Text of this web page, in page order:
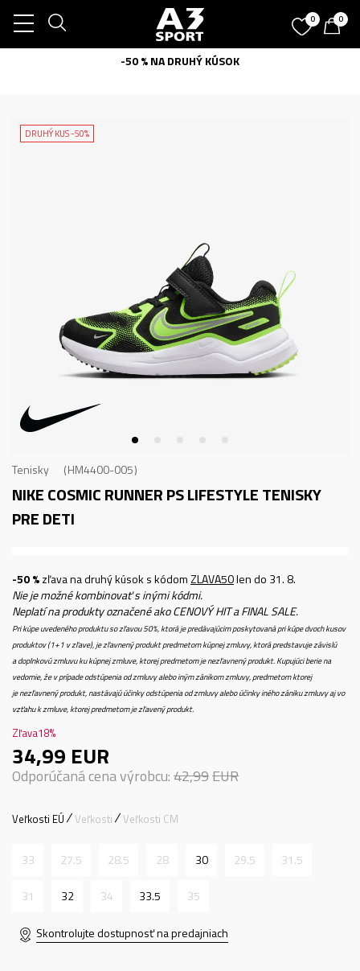
0 0
-50 % NA DRUHÝ KÚSOK
DRUHÝ KUS -50%
Tenisky HM4400-005
NIKE COSMIC RUNNER PSLIFESTYLE TENISKY
PRE DETI
-50 %zľava na druhý kúsok s kódomZLAVA50len do 31. 8.
Nie je možné kombinovať s inými kódmi.
Neplatí na produkty označené ako CENOVÝ HIT a FINAL SALE.
Pri kúpe uvedeného produktu so zľavou 50%, ktorá je predávajúcim poskytovaná pri kúpe dvoch kusov
produktov (1+1 v zľave), je zľavnený produkt predmetom kúpnej zmluvy, ktorá predstavuje závislú
a doplnkovú zmluvu ku kúpnej zmluve, ktorej predmetom je nezľavnený produkt. Kupujúci berie na
vedomie, že v prípade odstúpenia od zmluvy alebo iným zánikom zmluvy, predmetom ktorej
je nezľavnený produkt, nastávajú účinky odstúpenia od zmluvy alebo účinky iného zániku zmluvy aj vo
vzťahu k zmluve, ktorej predmetom je zľavený produkt.
Zľava18%
34,99 EUR
Odporúčaná cena výrobcu:42,99EUR
Veľkosti EÚ Veľkosti Veľkosti CM
33 27.5 28.5 28 30 29.5 31.5
31 32 34 33.5 35
Skontrolujte dostupnosť na predajniach